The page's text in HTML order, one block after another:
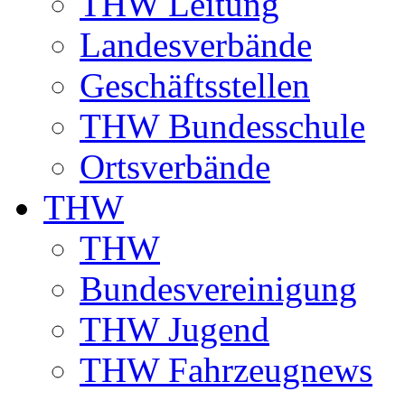
Landesverbände
Geschäftsstellen
THW Bundesschule
Ortsverbände
THW
THW
Bundesvereinigung
THW Jugend
THW Fahrzeugnews